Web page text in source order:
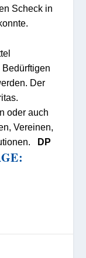
Scheck in
Der
oder auch
Vereinen,
DP